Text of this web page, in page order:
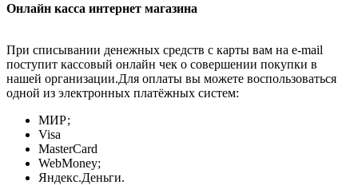
Онлайн касса интернет магазина
При списывании денежных средств с карты вам на e-mail
поступит кассовый онлайн чек о совершении покупки в
нашей организации.Для оплаты вы можете воспользоваться
одной из электронных платёжных систем:
МИР;
Visa
MasterCard
WebMoney;
Яндекс.Деньги.